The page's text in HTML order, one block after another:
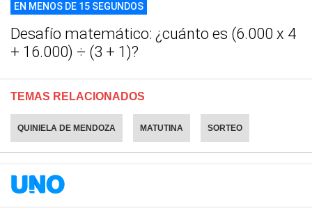
EN MENOS DE 15 SEGUNDOS
Desafío matemático: ¿cuánto es (6.000 x 4
+ 16.000) ÷ (3 + 1)?
TEMAS RELACIONADOS
QUINIELA DE MENDOZA MATUTINA SORTEO